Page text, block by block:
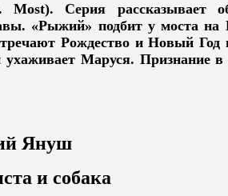
Серия рассказывает
«Рыжий» подбит у моста на
Рождество и Новый Год
ухаживает Маруся. Признание
Януш
и собака